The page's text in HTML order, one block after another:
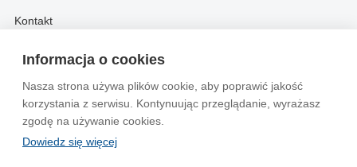
Informacja o cookies
Nasza strona używa plików cookie, aby poprawić jakość
korzystania z serwisu. Kontynuując przeglądanie, wyrażasz
zgodę na używanie cookies.
Dowiedz się więcej
Kontakt
Information in English:
About
Advertise
Contact